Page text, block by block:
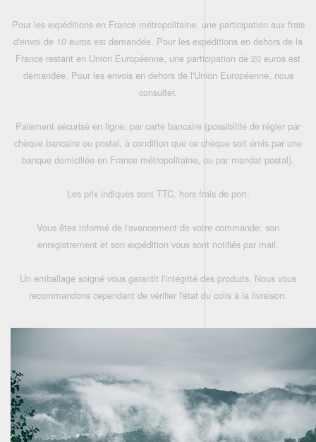
Pour les expéditions en France métropolitaine, une participation aux frais
d'envoi de 10 euros est demandée. Pour les expéditions en dehors de la
France restant en Union Européenne, une participation de 20 euros est
demandée. Pour les envois en dehors de l'Union Européenne, nous
consulter.
Paiement sécurisé en ligne, par carte bancaire (possibilité de régler par
chèque bancaire ou postal, à condition que ce chèque soit émis par une
banque domiciliée en France métropolitaine, ou par mandat postal),
Les prix indiqués sont TTC, hors frais de port,
Vous êtes informé de l'avancement de votre commande: son
enregistrement et son expédition vous sont notifiés par mail.
Un emballage soigné vous garantit l'intégrité des produits. Nous vous
recommandons cependant de vérifier l'état du colis à la livraison.